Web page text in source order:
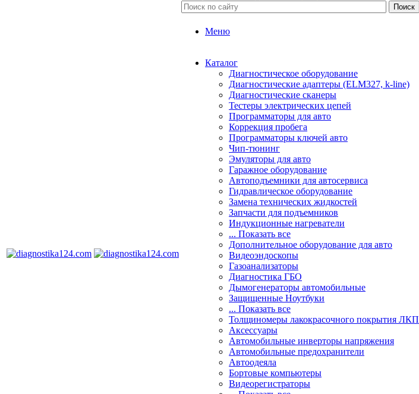
Меню
Каталог
Диагностическое оборудование
Диагностические адаптеры (ELM327, k-line)
Диагностические сканеры
Тестеры электрических цепей
Программаторы для авто
Коррекция пробега
Программаторы ключей авто
Чип-тюнинг
Эмуляторы для авто
Гаражное оборудование
Автоподъемники для автосервиса
Гидравлическое оборудование
Замена технических жидкостей
Запчасти для подъемников
Индукционные нагреватели
... Показать все
Дополнительное оборудование для авто
Видеоэндоскопы
Газоанализаторы
Диагностика ГБО
Дымогенераторы автомобильные
Защищенные Ноутбуки
... Показать все
Толщиномеры лакокрасочного покрытия ЛКП
Аксессуары
Автомобильные инверторы напряжения
Автомобильные предохранители
Автоодеяла
Бортовые компьютеры
Видеорегистраторы